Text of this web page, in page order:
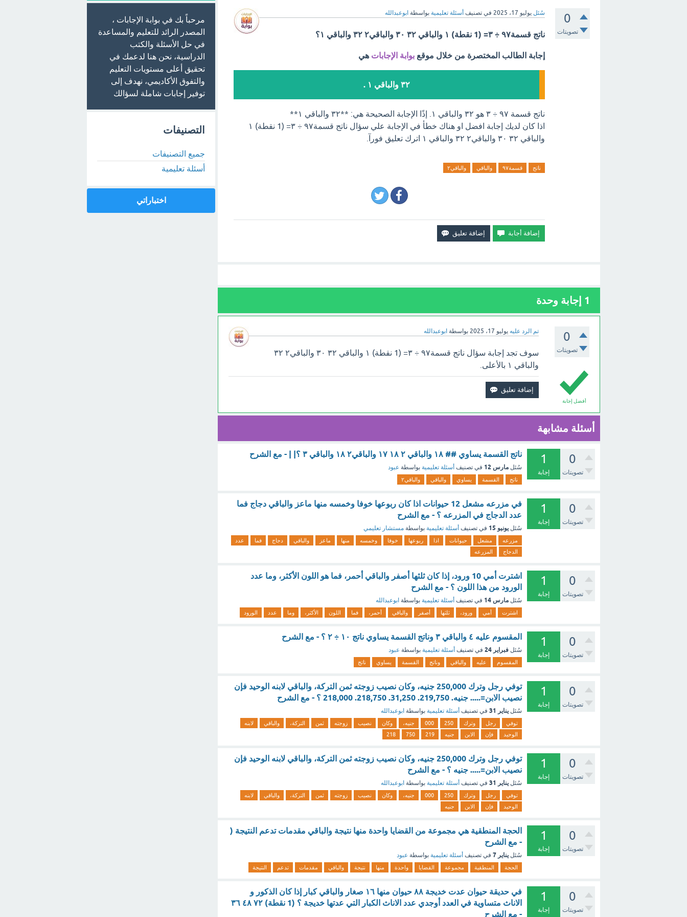
0
تصويتات
سُئل يوليو 17، 2025 في تصنيف أسئلة تعليمية بواسطة ابوعبدالله
ناتج قسمة٩٧ ÷ ٣= (1 نقطة) ١ والباقي ٣٢ ٣٠ والباقي٢ ٣٢ والباقي ١؟
إجابة الطالب المختصرة من خلال موقع بوابة الإجابات هي
٣٢ والباقي ١ .
ناتج قسمة ٩٧ ÷ ٣ هو ٣٢ والباقي ١. إذًا الإجابة الصحيحة هي: **٣٢ والباقي ١**
اذا كان لديك إجابة افضل او هناك خطأ في الإجابة علي سؤال ناتج قسمة٩٧ ÷ ٣= (1 نقطة) ١
والباقي ٣٢ ٣٠ والباقي٢ ٣٢ والباقي ١ اترك تعليق فورآ.
ناتج قسمة٩٧ والباقي والباقي٢
1 إجابة وحدة
0
تصويتات
تم الرد عليه يوليو 17، 2025 بواسطة ابوعبدالله
أفضل إجابة
سوف تجد إجابة سؤال ناتج قسمة٩٧ ÷ ٣= (1 نقطة) ١ والباقي ٣٢ ٣٠ والباقي٢ ٣٢
والباقي ١ بالأعلى.
أسئلة مشابهة
0
تصويتات
1
إجابة
ناتج القسمة يساوي ## ١٨ والباقي ٢ ١٨ ١٧ والباقي٢ ١٨ والباقي ٣ ؟| | - مع الشرح
سُئل مارس 12 في تصنيف أسئلة تعليمية بواسطة عبود
ناتج القسمة يساوي والباقي والباقي٢
0
تصويتات
1
إجابة
في مزرعه مشعل 12 حيوانات اذا كان ربوعها خوفا وخمسه منها ماعز والباقي دجاج فما
عدد الدجاج في المزرعه ؟ - مع الشرح
سُئل يونيو 15 في تصنيف أسئلة تعليمية بواسطة مستشار تعليمي
مزرعه مشعل حيوانات اذا ربوعها خوفا وخمسه منها ماعز والباقي دجاج فما
عدد
الدجاج
المزرعه
0
تصويتات
1
إجابة
اشترت أمي 10 ورود، إذا كان ثلثها أصفر والباقي أحمر، فما هو اللون الأكثر، وما عدد
الورود من هذا اللون ؟ - مع الشرح
سُئل مارس 14 في تصنيف أسئلة تعليمية بواسطة ابوعبدالله
اشترت أمي ورود، ثلثها أصفر والباقي أحمر، فما اللون الأكثر، وما عدد الورود
0
تصويتات
1
إجابة
المقسوم عليه ٤ والباقي ٣ وناتج القسمة يساوي ناتج ١٠ ÷ ٢ ؟ - مع الشرح
سُئل فبراير 24 في تصنيف أسئلة تعليمية بواسطة عبود
المقسوم عليه والباقي وناتج القسمة يساوي ناتج
0
تصويتات
1
إجابة
توفي رجل وترك 250,000 جنيه، وكان نصيب زوجته ثمن التركة، والباقي لابنه الوحيد فإن
نصيب الابن=..... جنيه. 219,750. 31,250. 218,750. 218,000 ؟ - مع الشرح
سُئل يناير 31 في تصنيف أسئلة تعليمية بواسطة ابوعبدالله
توفي رجل وترك 250
000 جنيه، وكان نصيب زوجته ثمن التركة، والباقي
لابنه
الوحيد
فإن الابن جنيه 219
750
218
0
تصويتات
1
إجابة
توفي رجل وترك 250,000 جنيه، وكان نصيب زوجته ثمن التركة، والباقي لابنه الوحيد فإن
نصيب الابن=..... جنيه ؟ - مع الشرح
سُئل يناير 31 في تصنيف أسئلة تعليمية بواسطة ابوعبدالله
توفي رجل وترك 250
000 جنيه، وكان نصيب زوجته ثمن التركة، والباقي
لابنه
الوحيد
فإن الابن جنيه
0
تصويتات
1
إجابة
الحجة المنطقية هي مجموعة من القضايا واحدة منها نتيجة والباقي مقدمات تدعم النتيجة (
- مع الشرح
سُئل يناير 7 في تصنيف أسئلة تعليمية بواسطة عبود
الحجة المنطقية مجموعة القضايا واحدة منها نتيجة والباقي مقدمات تدعم النتيجة
0
تصويتات
1
إجابة
في حديقة حيوان عدت خديجة ٨٨ حيوان منها ١٦ صغار والباقي كبار إذا كان الذكور و
الاناث متساوية في العدد أوجدي عدد الاناث الكبار التي عدتها خديجة ؟ (1 نقطة) ٧٢ ٤٨ ٣٦
- مع الشرح
مرحباً بك في بوابة الإجابات ،
المصدر الرائد للتعليم والمساعدة
في حل الأسئلة والكتب
الدراسية، نحن هنا لدعمك في
تحقيق أعلى مستويات التعليم
والتفوق الأكاديمي، نهدف إلى
توفير إجابات شاملة لسؤالك
التصنيفات
جميع التصنيفات
أسئلة تعليمية
اختباراتي